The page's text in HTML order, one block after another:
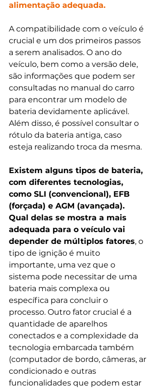
alimentação adequada.
A compatibilidade com o veículo é
crucial e um dos primeiros passos
a serem analisados. O ano do
veículo, bem como a versão dele,
são informações que podem ser
consultadas no manual do carro
para encontrar um modelo de
bateria devidamente aplicável.
Além disso, é possível consultar o
rótulo da bateria antiga, caso
esteja realizando troca da mesma.
Existem alguns tipos de bateria,
com diferentes tecnologias,
como SLI (convencional), EFB
(forçada) e AGM (avançada).
Qual delas se mostra a mais
adequada para o veículo vai
depender de múltiplos fatores, o
tipo de ignição é muito
importante, uma vez que o
sistema pode necessitar de uma
bateria mais complexa ou
específica para concluir o
processo. Outro fator crucial é a
quantidade de aparelhos
conectados e a complexidade da
tecnologia embarcada também
(computador de bordo, câmeras, ar
condicionado e outras
funcionalidades que podem estar